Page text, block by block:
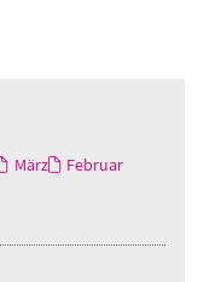
März
Februar